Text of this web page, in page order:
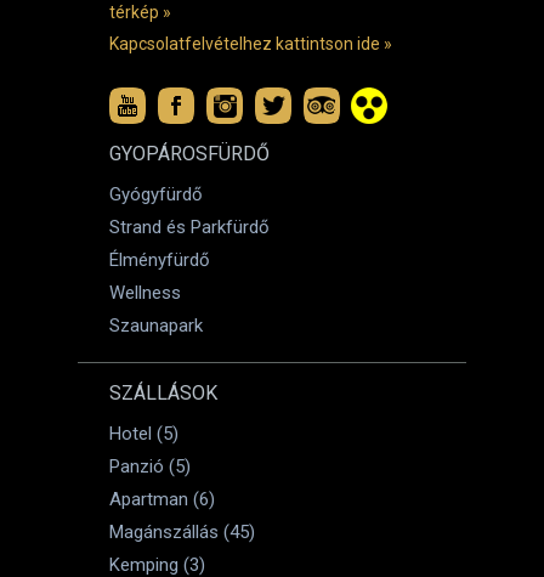
térkép »
Kapcsolatfelvételhez kattintson ide »
GYOPÁROSFÜRDŐ
Gyógyfürdő
Strand és Parkfürdő
Élményfürdő
Wellness
Szaunapark
SZÁLLÁSOK
Hotel (5)
Panzió (5)
Apartman (6)
Magánszállás (45)
Kemping (3)